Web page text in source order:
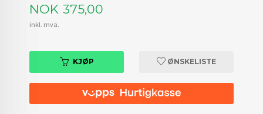
Pris
NOK 375,00
inkl. mva.
KJØP ØNSKELISTE